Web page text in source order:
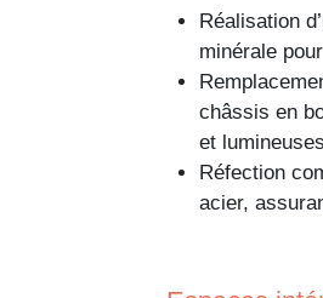
Réalisation
minérale
châssis en
et
Réfection
acier,